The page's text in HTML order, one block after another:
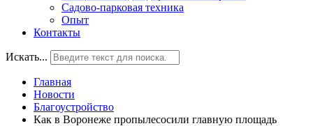
Садово-парковая техника
Опыт
Контакты
Искать...
Главная
Новости
Благоустройство
Как в Воронеже пропылесосили главную площадь